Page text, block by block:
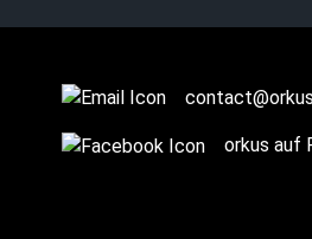
orkus auf